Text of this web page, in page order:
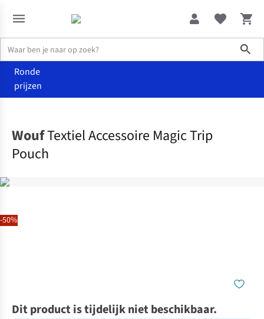
Ronde
prijzen
-50%
WoufTextiel Accessoire Magic Trip
Pouch
Dit product is tijdelijk niet beschikbaar.